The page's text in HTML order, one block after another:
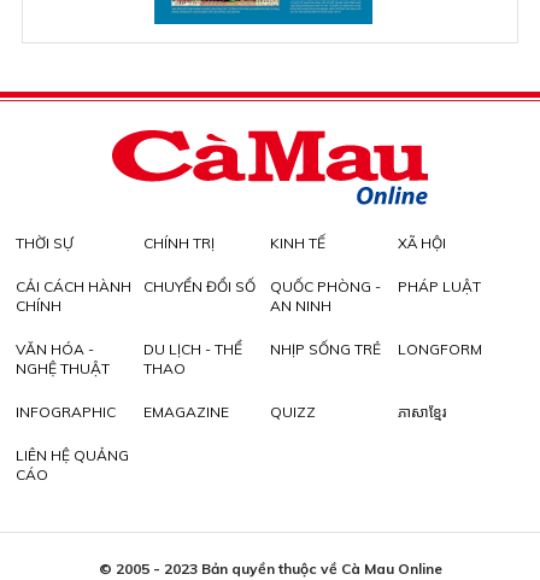
THỜI SỰ CHÍNH TRỊ KINH TẾ XÃ HỘI
CẢI CÁCH HÀNH
CHÍNH
CHUYỂN ĐỔI SỐ
QUỐC PHÒNG -
AN NINH
PHÁP LUẬT
VĂN HÓA -
NGHỆ THUẬT
DU LỊCH - THỂ
THAO
NHỊP SỐNG TRẺ LONGFORM
INFOGRAPHIC EMAGAZINE QUIZZ ភាសាខ្មែរ
LIÊN HỆ QUẢNG
CÁO
© 2005 - 2023 Bản quyền thuộc về Cà Mau Online